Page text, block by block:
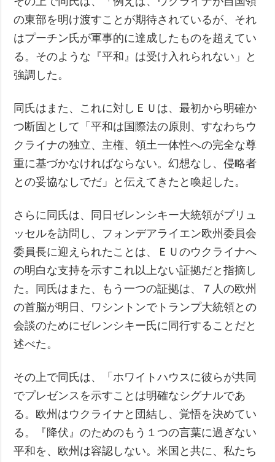
の東部を明け渡すことが期待されているが、それ
はプーチン氏が軍事的に達成したものを超えてい
る。そのような『平和』は受け入れられない」と
強調した。
同氏はまた、これに対しＥＵは、最初から明確か
つ断固として「平和は国際法の原則、すなわちウ
クライナの独立、主権、領土一体性への完全な尊
重に基づかなければならない。幻想なし、侵略者
との妥協なしでだ」と伝えてきたと喚起した。
さらに同氏は、同日ゼレンシキー大統領がブリュ
ッセルを訪問し、フォンデアライエン欧州委員会
委員長に迎えられたことは、ＥＵのウクライナへ
の明白な支持を示すこれ以上ない証拠だと指摘し
た。同氏はまた、もう一つの証拠は、７人の欧州
の首脳が明日、ワシントンでトランプ大統領との
会談のためにゼレンシキー氏に同行することだと
述べた。
その上で同氏は、「ホワイトハウスに彼らが共同
でプレゼンスを示すことは明確なシグナルであ
る。欧州はウクライナと団結し、覚悟を決めてい
る。『降伏』のためのもう１つの言葉に過ぎない
平和を、欧州は容認しない。米国と共に、私たち